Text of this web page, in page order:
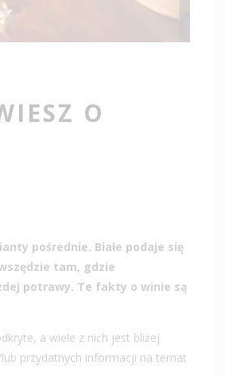
O
pośrednie. Białe podaje się
tam, gdzie
potrawy. Te fakty o winie są
a wiele z nich jest bliżej
przydatnych informacji na temat